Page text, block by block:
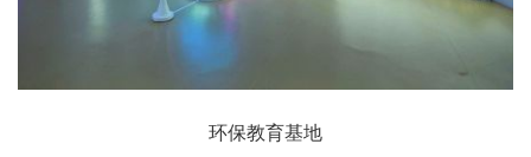
环保教育基地